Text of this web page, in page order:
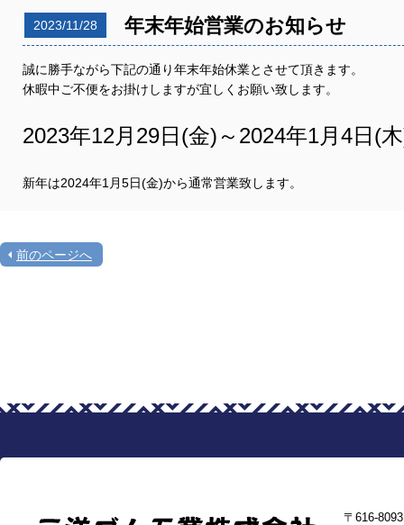
2023/11/28 年末年始営業のお知らせ
誠に勝手ながら下記の通り年末年始休業とさせて頂きます。
休暇中ご不便をお掛けしますが宜しくお願い致します。
2023年12月29日(金)～2024年1月4日(
新年は2024年1月5日(金)から通常営業致します。
前のページへ
〒616-